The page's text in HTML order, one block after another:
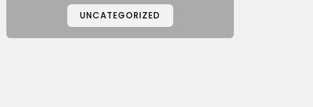
UNCATEGORIZED